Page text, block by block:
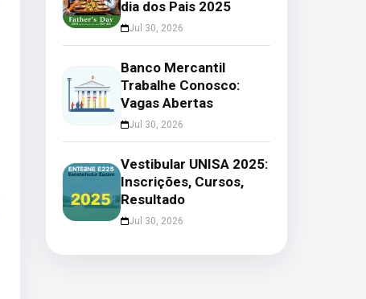
dia dos Pais 2025
Jul 30, 2026
Banco Mercantil
Trabalhe Conosco:
Vagas Abertas
Jul 30, 2026
Vestibular UNISA 2025:
Inscrições, Cursos,
Resultado
Jul 30, 2026